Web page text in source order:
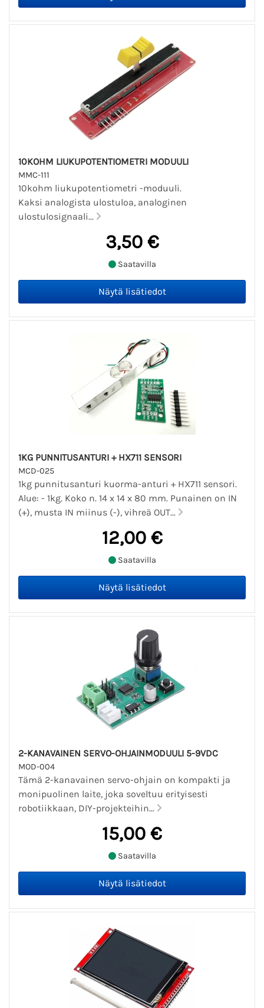
10KOHM LIUKUPOTENTIOMETRI MODUULI
MMC-111
10kohm liukupotentiometri -moduuli.
Kaksi analogista ulostuloa, analoginen
ulostulosignaali...
3,50 €
Saatavilla
1KG PUNNITUSANTURI + HX711 SENSORI
MCD-025
1kg punnitusanturi kuorma-anturi + HX711 sensori.
Alue: - 1kg. Koko n. 14 x 14 x 80 mm. Punainen on IN
(+), musta IN miinus (-), vihreä OUT...
12,00 €
Saatavilla
2-KANAVAINEN SERVO-OHJAINMODUULI 5-9VDC
MOD-004
Tämä 2-kanavainen servo-ohjain on kompakti ja
monipuolinen laite, joka soveltuu erityisesti
robotiikkaan, DIY-projekteihin...
15,00 €
Saatavilla